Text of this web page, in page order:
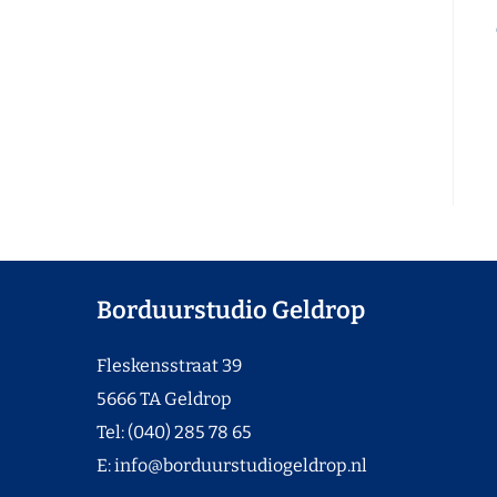
Borduurstudio Geldrop
Fleskensstraat 39
5666 TA Geldrop
Tel: (040) 285 78 65
E:info@borduurstudiogeldrop.nl